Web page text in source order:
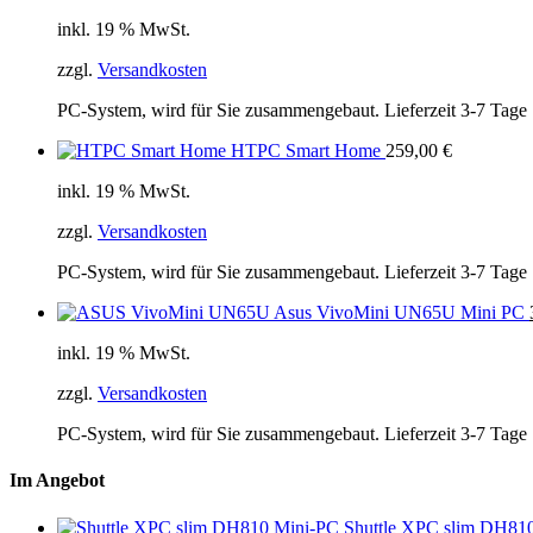
inkl. 19 % MwSt.
zzgl. Versandkosten
PC-System, wird für Sie zusammengebaut. Lieferzeit 3-7 Tage
HTPC Smart Home 259,00 €
inkl. 19 % MwSt.
zzgl. Versandkosten
PC-System, wird für Sie zusammengebaut. Lieferzeit 3-7 Tage
Asus VivoMini UN65U Mini PC
inkl. 19 % MwSt.
zzgl. Versandkosten
PC-System, wird für Sie zusammengebaut. Lieferzeit 3-7 Tage
Im Angebot
Shuttle XPC slim